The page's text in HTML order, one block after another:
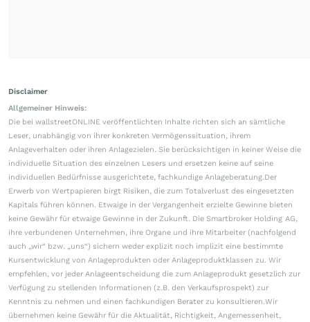
Disclaimer
Allgemeiner Hinweis:
Die bei wallstreetONLINE veröffentlichten Inhalte richten sich an sämtliche
Leser, unabhängig von ihrer konkreten Vermögenssituation, ihrem
Anlageverhalten oder ihren Anlagezielen. Sie berücksichtigen in keiner Weise die
individuelle Situation des einzelnen Lesers und ersetzen keine auf seine
individuellen Bedürfnisse ausgerichtete, fachkundige Anlageberatung.Der
Erwerb von Wertpapieren birgt Risiken, die zum Totalverlust des eingesetzten
Kapitals führen können. Etwaige in der Vergangenheit erzielte Gewinne bieten
keine Gewähr für etwaige Gewinne in der Zukunft. Die Smartbroker Holding AG,
ihre verbundenen Unternehmen, ihre Organe und ihre Mitarbeiter (nachfolgend
auch „wir“ bzw. „uns“) sichern weder explizit noch implizit eine bestimmte
Kursentwicklung von Anlageprodukten oder Anlageproduktklassen zu. Wir
empfehlen, vor jeder Anlageentscheidung die zum Anlageprodukt gesetzlich zur
Verfügung zu stellenden Informationen (z.B. den Verkaufsprospekt) zur
Kenntnis zu nehmen und einen fachkundigen Berater zu konsultieren.Wir
übernehmen keine Gewähr für die Aktualität, Richtigkeit, Angemessenheit,